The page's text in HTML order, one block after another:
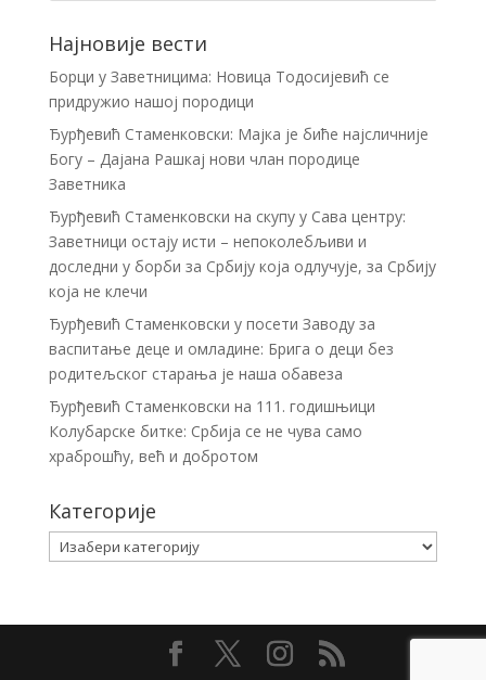
Најновије вести
Борци у Заветницима: Новица Тодосијевић се
придружио нашој породици
Ђурђевић Стаменковски: Мајка је биће најсличније
Богу – Дајана Рашкај нови члан породице
Заветника
Ђурђевић Стаменковски на скупу у Сава центру:
Заветници остају исти – непоколебљиви и
доследни у борби за Србију која одлучује, за Србију
која не клечи
Ђурђевић Стаменковски у посети Заводу за
васпитање деце и омладине: Брига о деци без
родитељског старања је наша обавеза
Ђурђевић Стаменковски на 111. годишњици
Колубарске битке: Србија се не чува само
храброшћу, већ и добротом
Категорије
Категорије